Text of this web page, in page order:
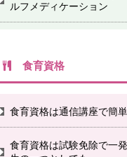
ルフメディケーション
食育資格
食育資格は通信講座で簡
食育資格は試験免除で一